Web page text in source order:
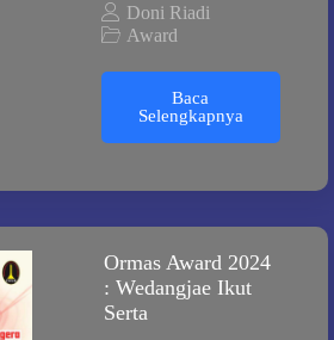
Doni Riadi
Award
Baca
Selengkapnya
Ormas Award 2024
: Wedangjae Ikut
Serta